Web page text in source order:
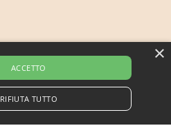
×
ACCETTO
RIFIUTA TUTTO